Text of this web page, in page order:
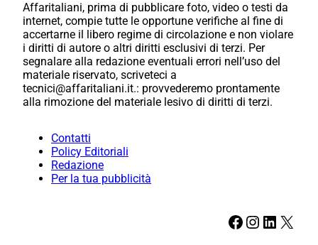
Affaritaliani, prima di pubblicare foto, video o testi da
internet, compie tutte le opportune verifiche al fine di
accertarne il libero regime di circolazione e non violare
i diritti di autore o altri diritti esclusivi di terzi. Per
segnalare alla redazione eventuali errori nell’uso del
materiale riservato, scriveteci a
tecnici@affaritaliani.it.: provvederemo prontamente
alla rimozione del materiale lesivo di diritti di terzi.
Contatti
Policy Editoriali
Redazione
Per la tua pubblicità
Facebook Instagram LinkedIn X